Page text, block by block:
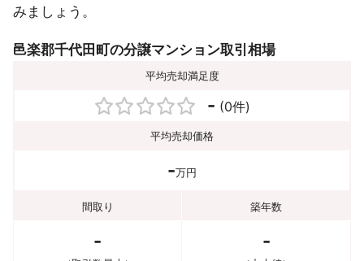
みましょう。
邑楽郡千代田町の分譲マンション取引相場
平均売却満足度
- (0件)
平均売却価格
-万円
間取り 築年数
- -